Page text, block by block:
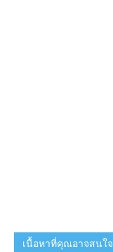
เนื้อหาที่คุณอาจสนใจ